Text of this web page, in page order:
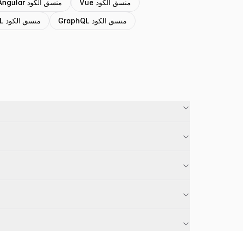
Angular منسق الكود Vue منسق الكود
YAML منسق الكود GraphQL منسق الكود